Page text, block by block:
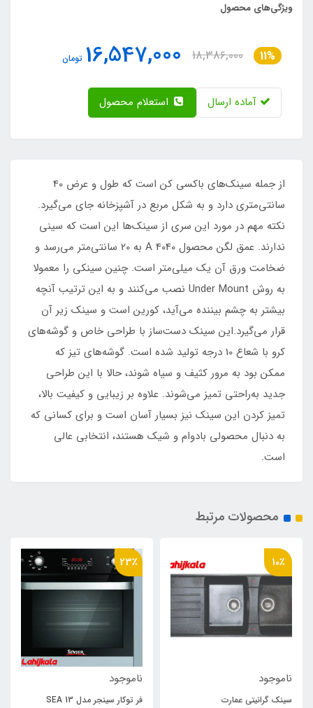
ویژگی‌های محصول
11%
18,386,000
16,547,000 تومان
آماده ارسال
از جمله سینک‌های باکسی کن است که طول و عرض 40
سانتی‌متری دارد و به شکل مربع در آشپزخانه جای می‌گیرد.
نکته مهم در مورد این سری از سینک‌ها این است که سینی
ندارند. عمق لگن محصول A 4040 به 20 سانتی‌متر می‌رسد و
ضخامت ورق آن یک میلی‌متر است. چنین سینکی را معمولا
به روش Under Mount نصب می‌کنند و به این ترتیب آنچه
بیشتر به چشم بیننده می‌آید، کورین است و سینک زیر آن
قرار می‌گیرد.این سینک دست‌ساز با طراحی خاص و گوشه‌های
کرو با شعاع 10 درجه تولید شده است. گوشه‌های تیز که
ممکن بود به مرور کثیف و سیاه شوند، حالا با این طراحی
جدید به‌راحتی تمیز می‌شوند. علاوه بر زیبایی و کیفیت بالا،
تمیز کردن این سینک نیز بسیار آسان است و برای کسانی که
به دنبال محصولی بادوام و شیک هستند، انتخابی عالی
است.
محصولات مرتبط
10٪
ناموجود
سینک گرانیتی عمارت
23٪
ناموجود
فر توکار سینجر مدل SEA 13